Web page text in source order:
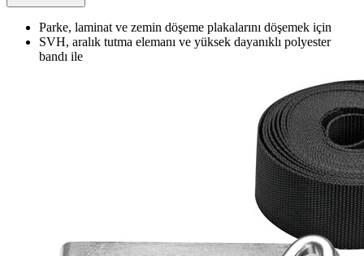
Parke, laminat ve zemin döşeme plakalarını döşemek için
SVH, aralık tutma elemanı ve yüksek dayanıklı polyester
bandı ile